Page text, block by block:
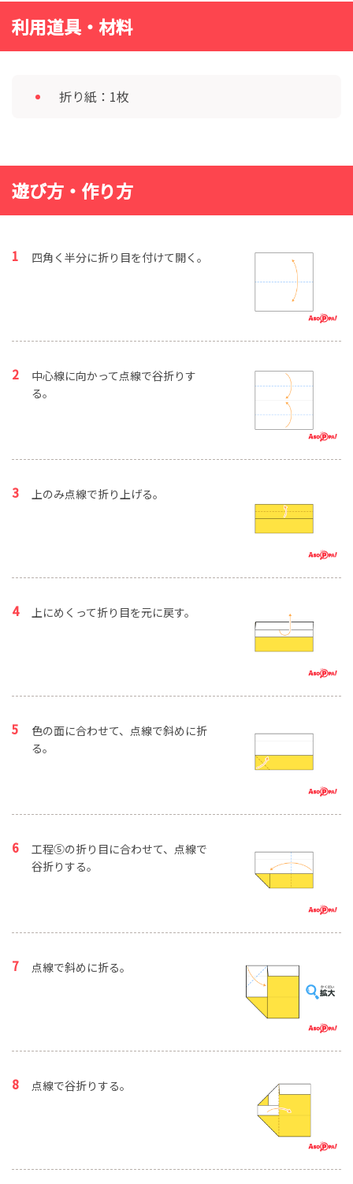
利用道具・材料
折り紙：1枚
遊び方・作り方
四角く半分に折り目を付けて開く。
中心線に向かって点線で谷折りす
る。
上のみ点線で折り上げる。
上にめくって折り目を元に戻す。
色の面に合わせて、点線で斜めに折
る。
工程⑤の折り目に合わせて、点線で
谷折りする。
点線で斜めに折る。
点線で谷折りする。